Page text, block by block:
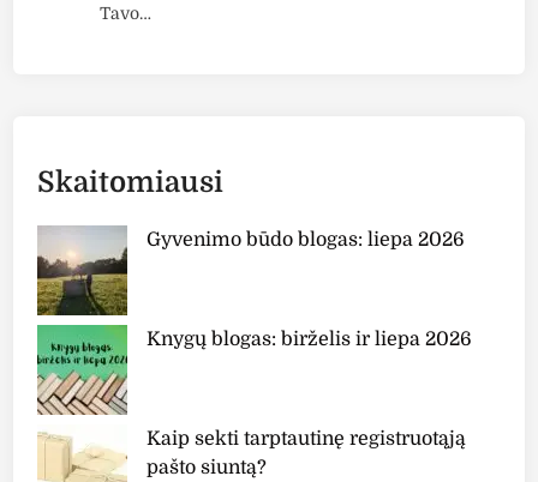
Tavo…
Skaitomiausi
Gyvenimo būdo blogas: liepa 2026
Knygų blogas: birželis ir liepa 2026
Kaip sekti tarptautinę registruotąją
pašto siuntą?